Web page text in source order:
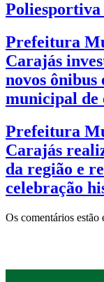
Prefeitura
Carajás
novos ônibus
municipal de
Prefeitura
Carajás
da região e
celebração
Os comentários estão